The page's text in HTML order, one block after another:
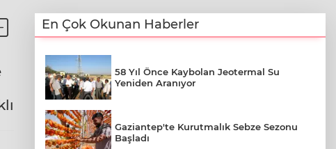
En Çok Okunan Haberler
58 Yıl Önce Kaybolan Jeotermal Su
Yeniden Aranıyor
Gaziantep'te Kurutmalık Sebze Sezonu
Başladı